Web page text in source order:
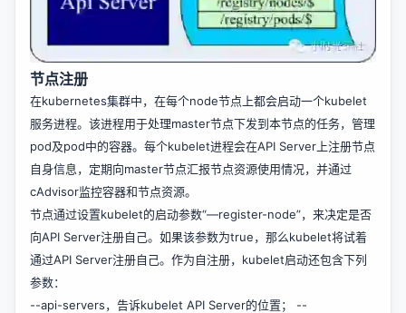
节点注册
在kubernetes集群中，在每个node节点上都会启动一个kubelet
服务进程。该进程用于处理master节点下发到本节点的任务，管理
pod及pod中的容器。每个kubelet进程会在API Server上注册节点
自身信息，定期向master节点汇报节点资源使用情况，并通过
cAdvisor监控容器和节点资源。
节点通过设置kubelet的启动参数“—register-node”，来决定是否
向API Server注册自己。如果该参数为true，那么kubelet将试着
通过API Server注册自己。作为自注册，kubelet启动还包含下列
参数：
--api-servers，告诉kubelet API Server的位置； --